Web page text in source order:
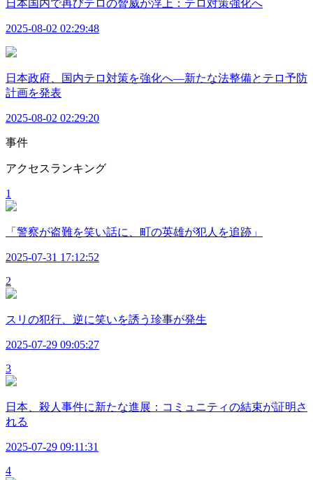
日本国内で再びテロの脅威が浮上：テロ対策強化へ
2025-08-02 02:29:48
日本政府、国内テロ対策を強化へ—新たな法整備とテロ予防
計画を発表
2025-08-02 02:29:20
事件
アクセスランキング
1
「警察が盗難を笑い話に、町の英雄が犯人を追跡」
2025-07-31 17:12:52
2
スリの犯行、逆に笑いを誘う珍事が発生
2025-07-29 09:05:27
3
日本、殺人事件に新たな進展：コミュニティの結束が証明さ
れる
2025-07-29 09:11:31
4